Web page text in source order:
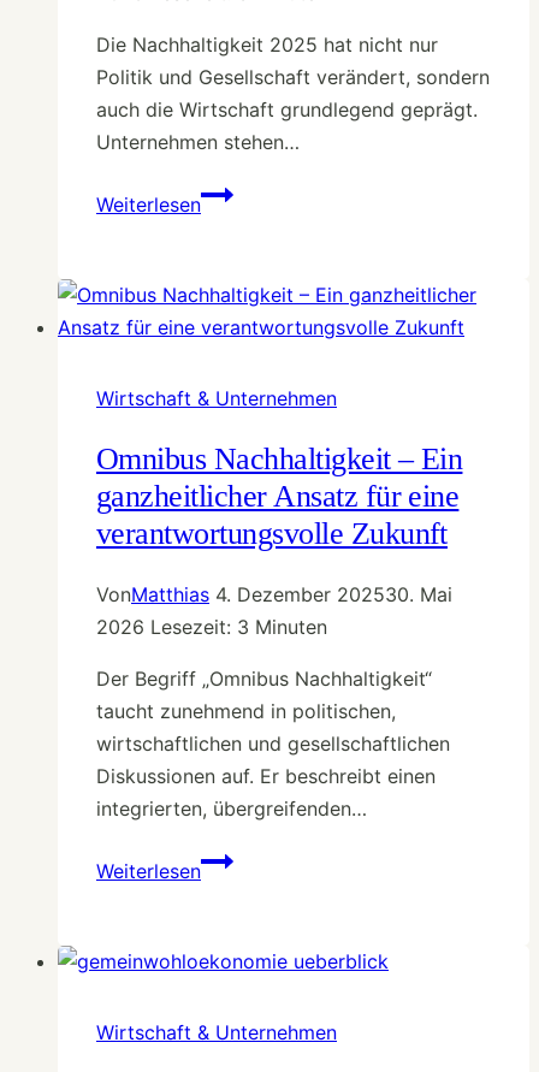
Die Nachhaltigkeit 2025 hat nicht nur
Politik und Gesellschaft verändert, sondern
auch die Wirtschaft grundlegend geprägt.
Unternehmen stehen…
WeiterlesenNachhaltige
Welche
Branchen
vorangehen
Wirtschaft & Unternehmen
Omnibus Nachhaltigkeit – Ein
ganzheitlicher Ansatz für eine
verantwortungsvolle Zukunft
VonMatthias 4. Dezember 202530. Mai
2026 Lesezeit: 3 Minuten
Der Begriff „Omnibus Nachhaltigkeit“
taucht zunehmend in politischen,
wirtschaftlichen und gesellschaftlichen
Diskussionen auf. Er beschreibt einen
integrierten, übergreifenden…
WeiterlesenOmnibus
Ein
Ansatz
Wirtschaft & Unternehmen